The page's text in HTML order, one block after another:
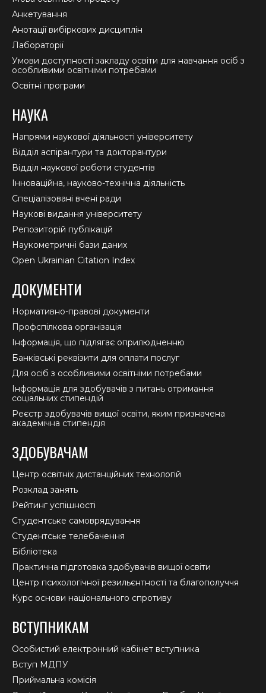
Анкетування
Анотації вибіркових дисциплін
Лабораторії
Умови доступності закладу освіти для навчання осіб з
особливими освітніми потребами
Освітні програми
НАУКА
Напрями наукової діяльності університету
Відділ аспірантури та докторантури
Відділ наукової роботи студентів
Інноваційна, науково-технічна діяльність
Спеціалізовані вчені ради
Наукові видання університету
Репозиторій публікацій
Наукометричні бази даних
Open Ukrainian Citation Index
ДОКУМЕНТИ
Нормативно-правові документи
Профспілкова організація
Інформація, що підлягає оприлюдненню
Банківські реквізити для оплати послуг
Для осіб з особливими освітніми потребами
Інформація для здобувачів з питань отримання
соціальних стипендій
Реєстр здобувачів вищої освіти, яким призначена
академічна стипендія
ЗДОБУВАЧАМ
Центр освітніх дистанційних технологій
Розклад занять
Рейтинг успішності
Студентське самоврядування
Студентське телебачення
Бібліотека
Практична підготовка здобувачів вищої освіти
Центр психологічної резильєнтності та благополуччя
Курс основи національного спротиву
ВСТУПНИКАМ
Особистий електронний кабінет вступника
Вступ МДПУ
Приймальна комісія